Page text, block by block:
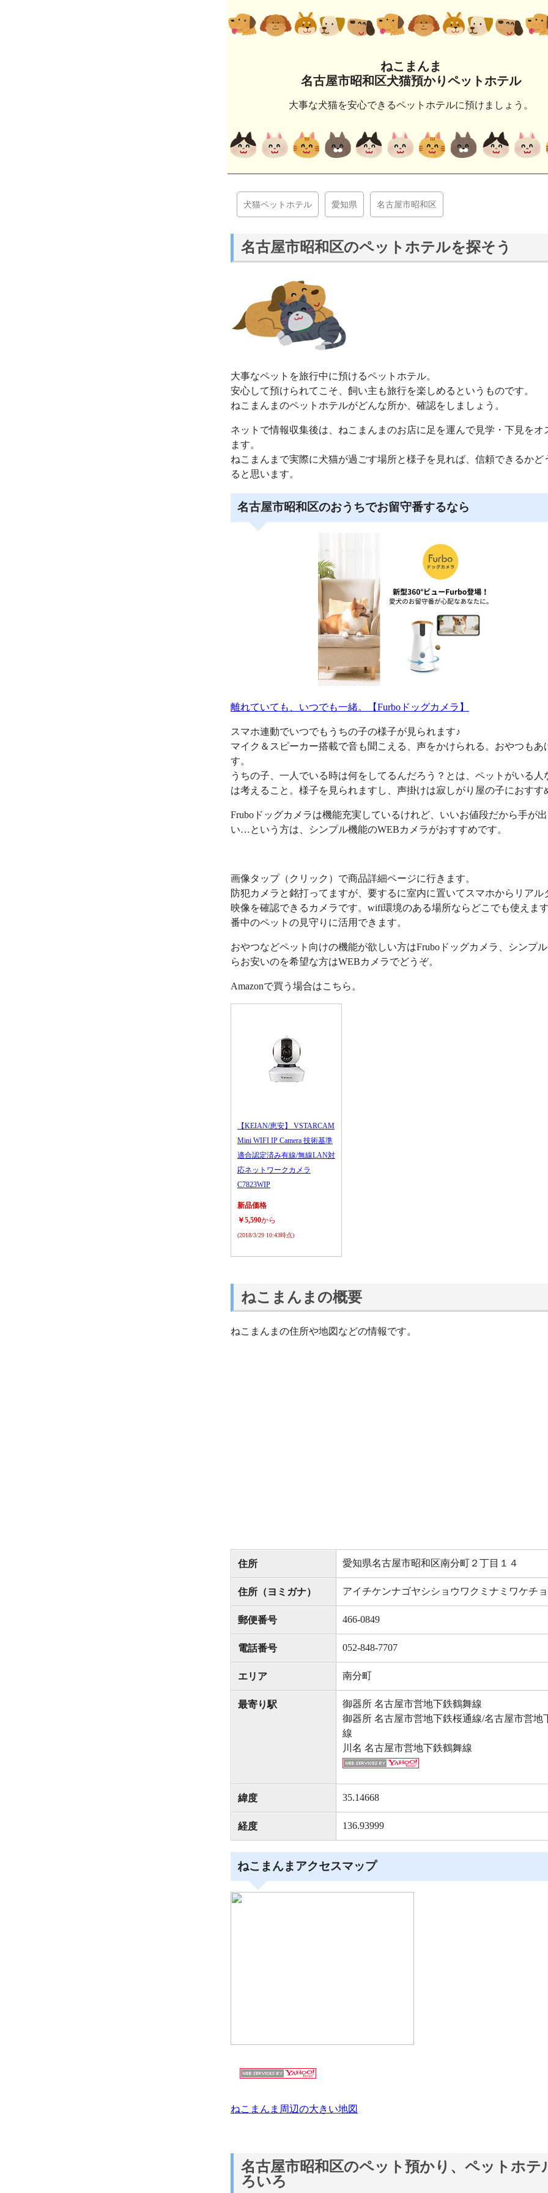
ねこまんま
名古屋市昭和区犬猫預かりペットホテル
大事な犬猫を安心できるペットホテルに預けましょう。
犬猫ペットホテル 愛知県 名古屋市昭和区
名古屋市昭和区のペットホテルを探そう
大事なペットを旅行中に預けるペットホテル。
安心して預けられてこそ、飼い主も旅行を楽しめるというものです。
ねこまんまのペットホテルがどんな所か、確認をしましょう。
ネットで情報収集後は、ねこまんまのお店に足を運んで見学・下見をオ
ます。
ねこまんまで実際に犬猫が過ごす場所と様子を見れば、信頼できるかど
ると思います。
名古屋市昭和区のおうちでお留守番するなら
離れていても、いつでも一緒。【Furboドッグカメラ】
スマホ連動でいつでもうちの子の様子が見られます♪
マイク＆スピーカー搭載で音も聞こえる、声をかけられる。おやつもあ
す。
うちの子、一人でいる時は何をしてるんだろう？とは、ペットがいる人
は考えること。様子を見られますし、声掛けは寂しがり屋の子におすす
Fruboドッグカメラは機能充実しているけれど、いいお値段だから手が
い…という方は、シンプル機能のWEBカメラがおすすめです。
画像タップ（クリック）で商品詳細ページに行きます。
防犯カメラと銘打ってますが、要するに室内に置いてスマホからリアル
映像を確認できるカメラです。wifi環境のある場所ならどこでも使えま
番中のペットの見守りに活用できます。
おやつなどペット向けの機能が欲しい方はFruboドッグカメラ、シンプ
らお安いのを希望な方はWEBカメラでどうぞ。
Amazonで買う場合はこちら。
【KEIAN/恵安】 VSTARCAM
Mini WIFI IP Camera 技術基準
適合認定済み有線/無線LAN対
応ネットワークカメラ
C7823WIP
新品価格
￥5,590から
(2018/3/29 10:43時点)
ねこまんまの概要
ねこまんまの住所や地図などの情報です。
住所 愛知県名古屋市昭和区南分町２丁目１４
住所（ヨミガナ） アイチケンナゴヤシショウワクミナミワケチ
郵便番号 466-0849
電話番号 052-848-7707
エリア 南分町
最寄り駅
御器所 名古屋市営地下鉄鶴舞線
御器所 名古屋市営地下鉄桜通線/名古屋市営地
線
川名 名古屋市営地下鉄鶴舞線
緯度 35.14668
経度 136.93999
ねこまんまアクセスマップ
ねこまんま周辺の大きい地図
名古屋市昭和区のペット預かり、ペットホテ
ろいろ